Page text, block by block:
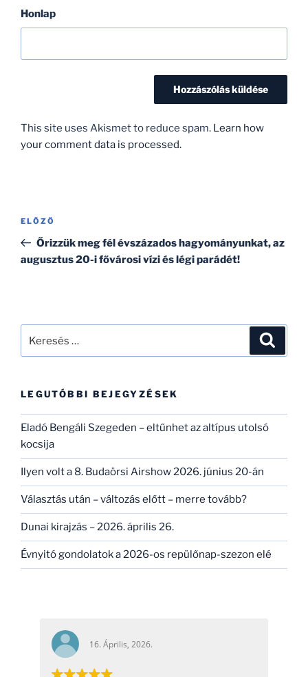
Honlap
This site uses Akismet to reduce spam. Learn how
your comment data is processed.
Bejegyzés
Korábbi
bejegyzés
ELŐZŐ
Őrizzük meg fél évszázados hagyományunkat, az
augusztus 20-i fővárosi vízi és légi parádét!
LEGUTÓBBI BEJEGYZÉSEK
Eladó Bengáli Szegeden – eltűnhet az altípus utolsó
kocsija
Ilyen volt a 8. Budaörsi Airshow 2026. június 20-án
Választás után – változás előtt – merre tovább?
Dunai kirajzás – 2026. április 26.
Évnyitó gondolatok a 2026-os repülőnap-szezon elé
16. Április, 2026.